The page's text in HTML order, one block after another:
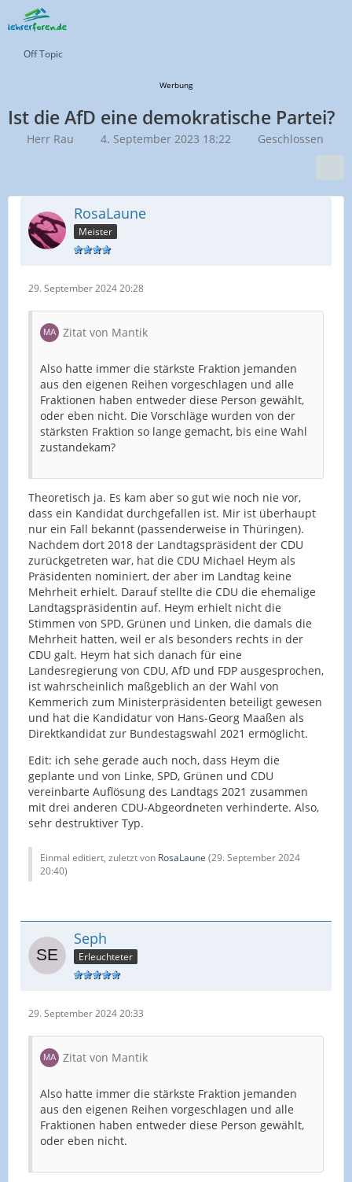
Off Topic
Werbung
Ist die AfD eine demokratische Partei?
Herr Rau 4. September 2023 18:22 Geschlossen
RosaLaune
Meister
29. September 2024 20:28
Zitat von Mantik
Also hatte immer die stärkste Fraktion jemanden
aus den eigenen Reihen vorgeschlagen und alle
Fraktionen haben entweder diese Person gewählt,
oder eben nicht. Die Vorschläge wurden von der
stärksten Fraktion so lange gemacht, bis eine Wahl
zustandekam?
Theoretisch ja. Es kam aber so gut wie noch nie vor,
dass ein Kandidat durchgefallen ist. Mir ist überhaupt
nur ein Fall bekannt (passenderweise in Thüringen).
Nachdem dort 2018 der Landtagspräsident der CDU
zurückgetreten war, hat die CDU Michael Heym als
Präsidenten nominiert, der aber im Landtag keine
Mehrheit erhielt. Darauf stellte die CDU die ehemalige
Landtagspräsidentin auf. Heym erhielt nicht die
Stimmen von SPD, Grünen und Linken, die damals die
Mehrheit hatten, weil er als besonders rechts in der
CDU galt. Heym hat sich danach für eine
Landesregierung von CDU, AfD und FDP ausgesprochen,
ist wahrscheinlich maßgeblich an der Wahl von
Kemmerich zum Ministerpräsidenten beteiligt gewesen
und hat die Kandidatur von Hans-Georg Maaßen als
Direktkandidat zur Bundestagswahl 2021 ermöglicht.
Edit: ich sehe gerade auch noch, dass Heym die
geplante und von Linke, SPD, Grünen und CDU
vereinbarte Auflösung des Landtags 2021 zusammen
mit drei anderen CDU-Abgeordneten verhinderte. Also,
sehr destruktiver Typ.
Einmal editiert, zuletzt von RosaLaune (29. September 2024
20:40)
Seph
Erleuchteter
29. September 2024 20:33
Zitat von Mantik
Also hatte immer die stärkste Fraktion jemanden
aus den eigenen Reihen vorgeschlagen und alle
Fraktionen haben entweder diese Person gewählt,
oder eben nicht.